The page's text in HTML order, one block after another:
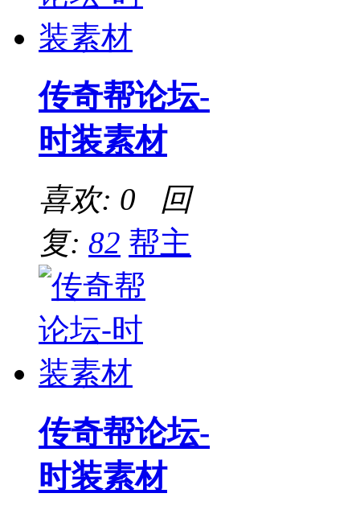
传奇帮论坛-
时装素材
喜欢: 0 回
复: 82 帮主
传奇帮论坛-
时装素材